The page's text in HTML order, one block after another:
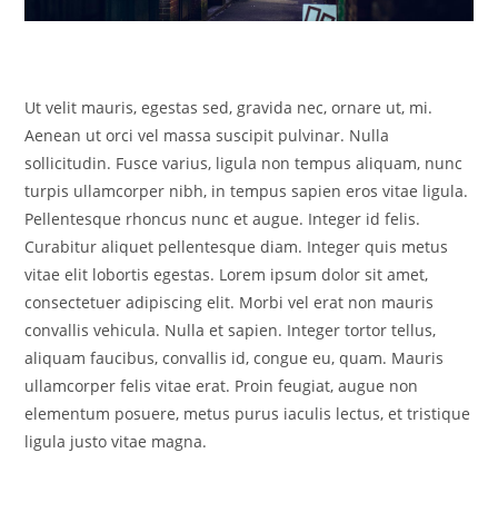
Ut velit mauris, egestas sed, gravida nec, ornare ut, mi.
Aenean ut orci vel massa suscipit pulvinar. Nulla
sollicitudin. Fusce varius, ligula non tempus aliquam, nunc
turpis ullamcorper nibh, in tempus sapien eros vitae ligula.
Pellentesque rhoncus nunc et augue. Integer id felis.
Curabitur aliquet pellentesque diam. Integer quis metus
vitae elit lobortis egestas. Lorem ipsum dolor sit amet,
consectetuer adipiscing elit. Morbi vel erat non mauris
convallis vehicula. Nulla et sapien. Integer tortor tellus,
aliquam faucibus, convallis id, congue eu, quam. Mauris
ullamcorper felis vitae erat. Proin feugiat, augue non
elementum posuere, metus purus iaculis lectus, et tristique
ligula justo vitae magna.